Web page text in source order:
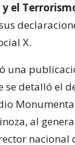
el
X.
una
detalló el
al
nacional